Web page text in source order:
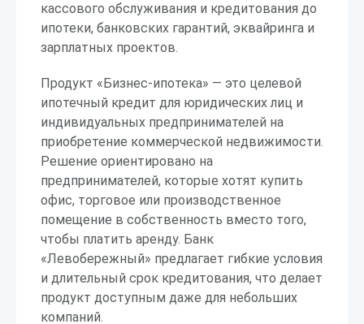
кассового обслуживания и кредитования до
ипотеки, банковских гарантий, эквайринга и
зарплатных проектов.
Продукт «Бизнес-ипотека» — это целевой
ипотечный кредит для юридических лиц и
индивидуальных предпринимателей на
приобретение коммерческой недвижимости.
Решение ориентировано на
предпринимателей, которые хотят купить
офис, торговое или производственное
помещение в собственность вместо того,
чтобы платить аренду. Банк
«Левобережный» предлагает гибкие условия
и длительный срок кредитования, что делает
продукт доступным даже для небольших
компаний.